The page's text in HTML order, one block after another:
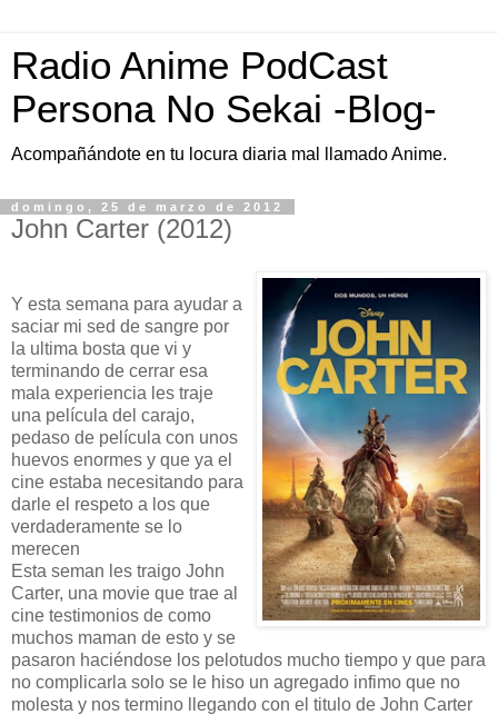
Radio Anime PodCast
Persona No Sekai -Blog-
Acompañándote en tu locura diaria mal llamado Anime.
domingo, 25 de marzo de 2012
John Carter (2012)
Y esta semana para ayudar a
saciar mi sed de sangre por
la ultima bosta que vi y
terminando de cerrar esa
mala experiencia les traje
una película del carajo,
pedaso de película con unos
huevos enormes y que ya el
cine estaba necesitando para
darle el respeto a los que
verdaderamente se lo
merecen
Esta seman les traigo John
Carter, una movie que trae al
cine testimonios de como
muchos maman de esto y se
pasaron haciéndose los pelotudos mucho tiempo y que para
no complicarla solo se le hiso un agregado infimo que no
molesta y nos termino llegando con el titulo de John Carter